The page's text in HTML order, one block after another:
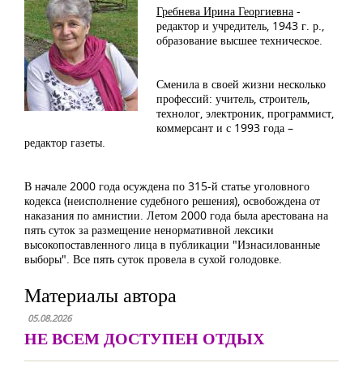
Гребнева Ирина Георгиевна -
редактор и учредитель, 1943 г. р.,
образование высшее техническое.
Сменила в своей жизни несколько
профессий: учитель, строитель,
технолог, электроник, программист,
коммерсант и с 1993 года –
редактор газеты.
В начале 2000 года осуждена по 315-й статье уголовного
кодекса (неисполнение судебного решения), освобождена от
наказания по амнистии. Летом 2000 года была арестована на
пять суток за размещение ненормативной лексики
высокопоставленного лица в публикации "Изнасилованные
выборы". Все пять суток провела в сухой голодовке.
Материалы автора
05.08.2026
НЕ ВСЕМ ДОСТУПЕН ОТДЫХ